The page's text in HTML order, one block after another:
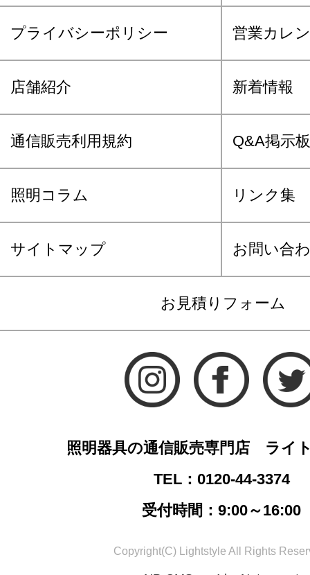
プライバシーポリシー 営業カレ
店舗紹介 新着情報
通信販売利用規約 Q&A掲示板
照明コラム リンク集
サイトマップ お問い合
お見積りフォーム
照明器具の通信販売専門店 ライ
TEL：0120-44-3374
受付時間：9:00～16:00
Copyright(C) Lightstyle All Rights